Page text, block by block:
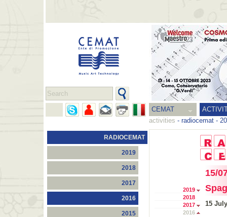
CEMAT
activities - radiocemat -
RADIOCEMAT
2019
2018
2017
2016
2015
2019
2018
2017
2016
15/
15